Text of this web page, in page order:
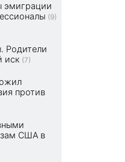
эмиграции
(9)
Родители
иск (7)
против
США в